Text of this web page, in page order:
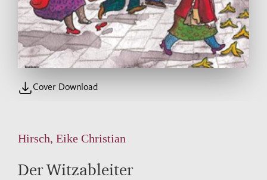
Cover Download
Hirsch, Eike Christian
Der Witzableiter